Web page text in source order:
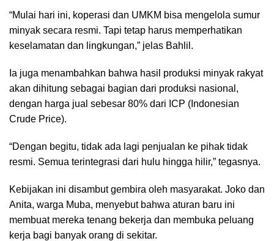
“Mulai hari ini, koperasi dan UMKM bisa mengelola sumur
minyak secara resmi. Tapi tetap harus memperhatikan
keselamatan dan lingkungan,” jelas Bahlil.
Ia juga menambahkan bahwa hasil produksi minyak rakyat
akan dihitung sebagai bagian dari produksi nasional,
dengan harga jual sebesar 80% dari ICP (Indonesian
Crude Price).
“Dengan begitu, tidak ada lagi penjualan ke pihak tidak
resmi. Semua terintegrasi dari hulu hingga hilir,” tegasnya.
Kebijakan ini disambut gembira oleh masyarakat. Joko dan
Anita, warga Muba, menyebut bahwa aturan baru ini
membuat mereka tenang bekerja dan membuka peluang
kerja bagi banyak orang di sekitar.